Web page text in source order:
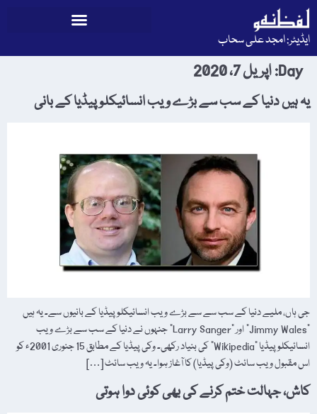
ایڈیٹر: امجد علی سحاب
Day: اپریل 7، 2020
یہ ہیں دنیا کے سب سے بڑے ویب انسائیکلو پیڈیا کے بانی
جی ہاں، ملیے دنیا کے سب سے سے بڑے ویب انسائیکلوپیڈیا کے بانیوں سے۔ یہ ہیں
"Jimmy Wales” اور "Larry Sanger” جنہوں نے دنیا کے سب سے بڑے ویب
انسائیکلو پیڈیا "Wikipedia” کی بنیاد رکھی۔ وکی پیڈیا کے مطابق 15 جنوری 2001ء کو
اس مقبول ویب سائٹ (وکی پیڈیا) کا آغاز ہوا۔ یہ ویب سائٹ […]
کاش، جہالت ختم کرنے کی بھی کوئی دوا ہوتی